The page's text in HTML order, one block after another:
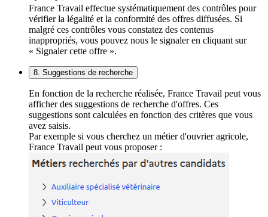
France Travail effectue systématiquement des contrôles pour
vérifier la légalité et la conformité des offres diffusées. Si
malgré ces contrôles vous constatez des contenus
inappropriés, vous pouvez nous le signaler en cliquant sur
« Signaler cette offre ».
8. Suggestions de recherche
En fonction de la recherche réalisée, France Travail peut vous
afficher des suggestions de recherche d'offres. Ces
suggestions sont calculées en fonction des critères que vous
avez saisis.
Par exemple si vous cherchez un métier d'ouvrier agricole,
France Travail peut vous proposer :